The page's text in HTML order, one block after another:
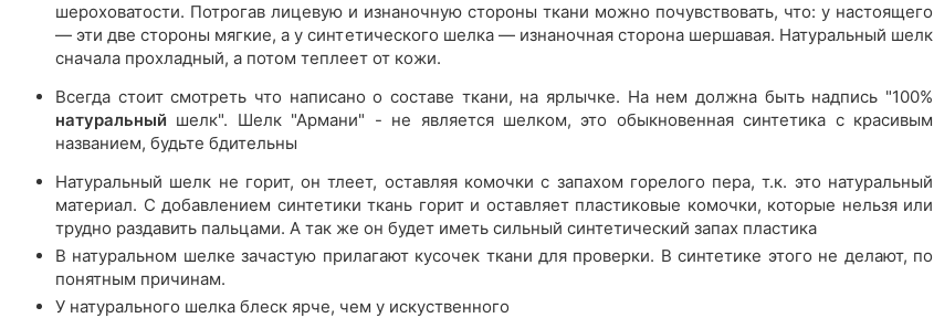
шероховатости. Потрогав лицевую и изнаночную стороны ткани можно почувствовать, что: у настоящего
— эти две стороны мягкие, а у синтетического шелка — изнаночная сторона шершавая. Натуральный шелк
сначала прохладный, а потом теплеет от кожи.
Всегда стоит смотреть что написано о составе ткани, на ярлычке. На нем должна быть надпись "100%
натуральный шелк". Шелк "Армани" - не является шелком, это обыкновенная синтетика с красивым
названием, будьте бдительны
Натуральный шелк не горит, он тлеет, оставляя комочки с запахом горелого пера, т.к. это натуральный
материал. С добавлением синтетики ткань горит и оставляет пластиковые комочки, которые нельзя или
трудно раздавить пальцами. А так же он будет иметь сильный синтетический запах пластика
В натуральном шелке зачастую прилагают кусочек ткани для проверки. В синтетике этого не делают, по
понятным причинам.
У натурального шелка блеск ярче, чем у искуственного